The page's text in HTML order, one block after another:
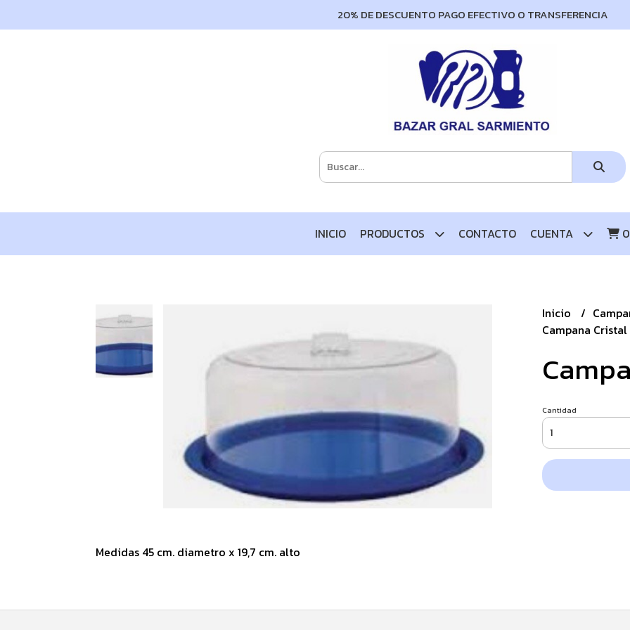
20% DE DESCUENTO PAGO EFECTIVO O TRANSFERENCIA
INICIO PRODUCTOS CONTACTO CUENTA 0
Medidas 45 cm. diametro x 19,7 cm. alto
Inicio
Campana Cristal
Cantidad